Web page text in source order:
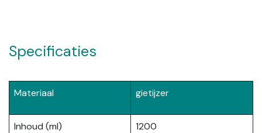
Specificaties
Materiaal gietijzer
Inhoud (ml) 1200